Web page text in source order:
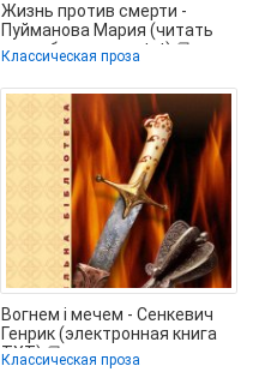
Жизнь против смерти -
Пуйманова Мария (читать
книги бесплатно .txt) 📗
Классическая проза
Вогнем і мечем - Сенкевич
Генрик (электронная книга
TXT) 📗
Классическая проза